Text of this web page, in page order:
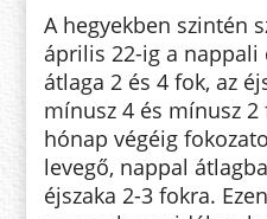
A hegyekben szintén
április 22-ig a nappali
átlaga 2 és 4 fok, az
mínusz 4 és mínusz
hónap végéig
levegő, nappal
éjszaka 2-3 fokra.